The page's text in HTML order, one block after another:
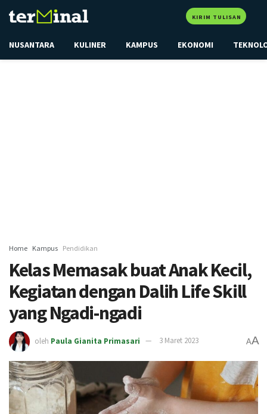
KIRIM TULISAN
NUSANTARA KULINER KAMPUS EKONOMI
Home Kampus Pendidikan
Kelas Memasak buat Anak Kecil,
Kegiatan dengan Dalih Life Skill
yang Ngadi-ngadi
oleh Paula Gianita Primasari 3 Maret 2023 AA